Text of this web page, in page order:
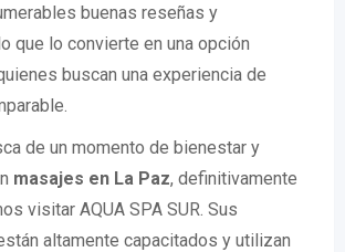
buenas reseñas y
que lo convierte en una opción
buscan una experiencia de
de un momento de bienestar y
masajes en La Paz, definitivamente
visitar AQUA SPA SUR. Sus
altamente capacitados y utilizan